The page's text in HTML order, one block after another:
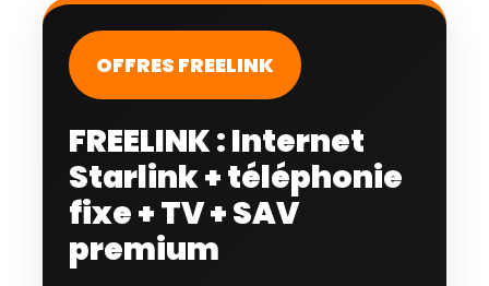
OFFRES FREELINK
FREELINK : Internet
Starlink + téléphonie
fixe + TV + SAV
premium